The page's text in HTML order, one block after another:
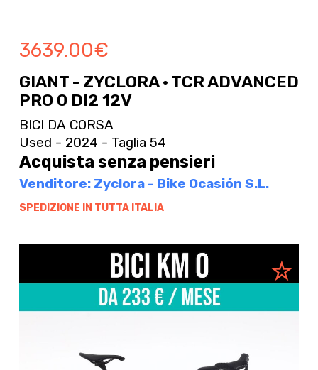
3639.00€
GIANT - ZYCLORA · TCR ADVANCED
PRO 0 DI2 12V
BICI DA CORSA
Used - 2024 - Taglia 54
Acquista senza pensieri
Venditore: Zyclora - Bike Ocasión S.L.
SPEDIZIONE IN TUTTA ITALIA